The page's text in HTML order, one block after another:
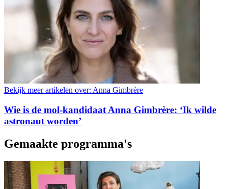
Bekijk meer artikelen over: Anna Gimbrère
Wie is de mol-kandidaat Anna Gimbrère: ‘Ik wilde
astronaut worden’
Gemaakte programma's